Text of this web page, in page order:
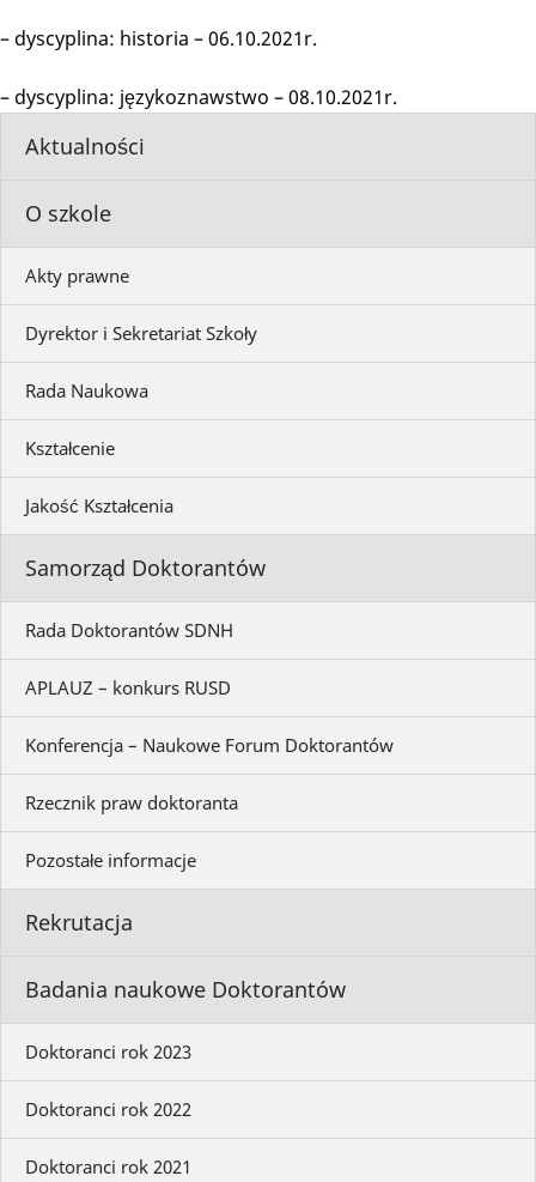
Aktualności
O szkole
Akty prawne
Dyrektor i Sekretariat Szkoły
Rada Naukowa
Kształcenie
Jakość Kształcenia
Samorząd Doktorantów
Rada Doktorantów SDNH
APLAUZ – konkurs RUSD
Konferencja – Naukowe Forum Doktorantów
Rzecznik praw doktoranta
Pozostałe informacje
Rekrutacja
Badania naukowe Doktorantów
Doktoranci rok 2023
Doktoranci rok 2022
Doktoranci rok 2021
– dyscyplina: historia – 06.10.2021r.
– dyscyplina: językoznawstwo – 08.10.2021r.